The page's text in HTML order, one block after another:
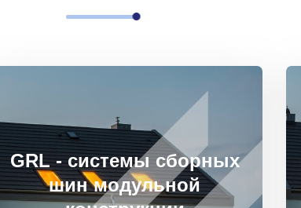
GRL - системы сборных
шин модульной